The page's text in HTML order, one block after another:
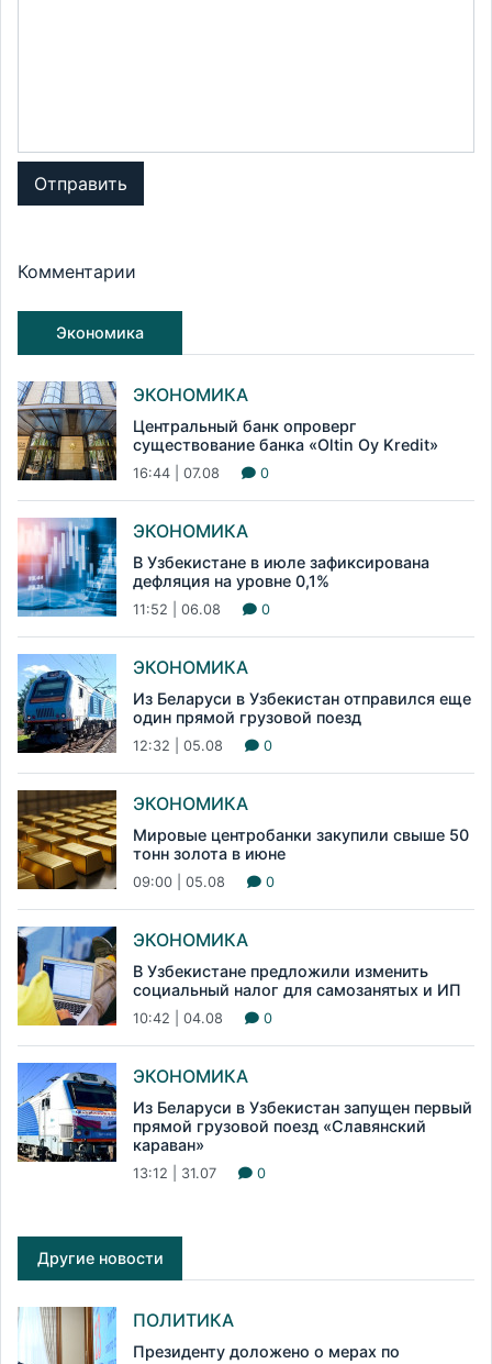
Отправить
Комментарии
Экономика
ЭКОНОМИКА
Центральный банк опроверг
существование банка «Oltin Oy Kredit»
16:44 | 07.08 0
ЭКОНОМИКА
В Узбекистане в июле зафиксирована
дефляция на уровне 0,1%
11:52 | 06.08 0
ЭКОНОМИКА
Из Беларуси в Узбекистан отправился еще
один прямой грузовой поезд
12:32 | 05.08 0
ЭКОНОМИКА
Мировые центробанки закупили свыше 50
тонн золота в июне
09:00 | 05.08 0
ЭКОНОМИКА
В Узбекистане предложили изменить
социальный налог для самозанятых и ИП
10:42 | 04.08 0
ЭКОНОМИКА
Из Беларуси в Узбекистан запущен первый
прямой грузовой поезд «Славянский
караван»
13:12 | 31.07 0
Другие новости
ПОЛИТИКА
Президенту доложено о мерах по